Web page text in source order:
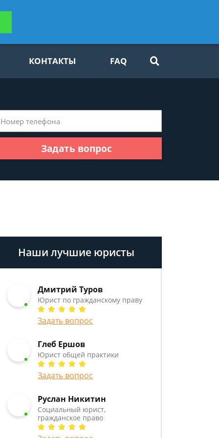
КОНТАКТЫ FAQ
Задать вопрос
Наши лучшие юристы
Дмитрий Туров
Юрист по гражданскому праву
Задать вопрос
Глеб Ершов
Юрист общей практики
Задать вопрос
Руслан Никитин
Социальный юрист,
гражданское право